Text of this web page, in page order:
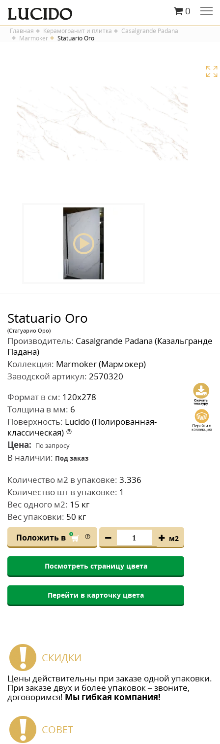
0
Главная Керамогранит и плитка
Casalgrande Padana
Marmoker
Statuario Oro
Statuario Oro
(Статуарио Оро)
Производитель: Casalgrande Padana (Казальгранде
Падана)
Коллекция: Marmoker (Мармокер)
Заводской артикул: 2570320
Формат в см: 120x278
Толщина в мм: 6
Поверхность: Lucido (Полированная-
классическая)
Цена: По запросу
В наличии: Под заказ
Количество м2 в упаковке: 3.336
Количество шт в упаковке: 1
Вес одного м2: 15 кг
Вес упаковки: 50 кг
Положить в м2
Посмотреть страницу цвета
Перейти в карточку цвета
СКИДКИ
Цены действительны при заказе одной упаковки.
При заказе двух и более упаковок – звоните,
договоримся! Мы гибкая компания!
СОВЕТ